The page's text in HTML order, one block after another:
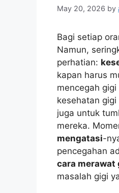
May 20, 2026 by
Bagi setiap
Namun,
perhatian:
kapan harus
mencegah
kesehatan
juga untuk
mereka.
mengatasi-
pencegahan
cara merawat
masalah gigi